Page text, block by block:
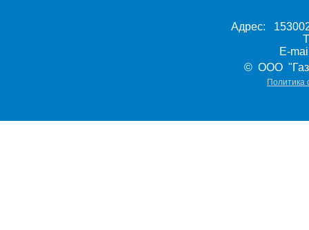
Адрес:
E-
© ООО
Политика